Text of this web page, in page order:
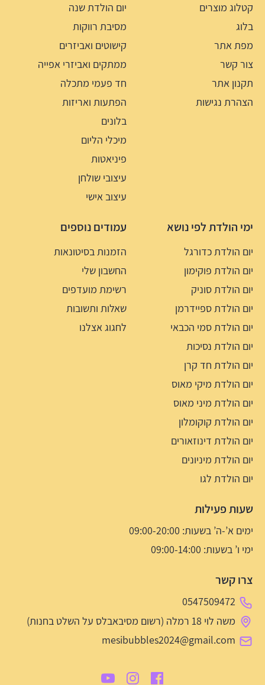
קטלוג מוצרים
בלוג
מפת אתר
צור קשר
תקנון אתר
הצהרת נגישות
יום הולדת שנה
מסיבת רווקות
קישוטים ואביזרים
ממתקים ואביזרי אפייה
חד פעמי מתכלה
הפתעות ואריזות
בלונים
מיכלי הליום
פיניאטות
עיצובי שולחן
עיצוב אישי
ימי הולדת לפי נושא
יום הולדת כדורגל
יום הולדת פוקימון
יום הולדת סוניק
יום הולדת ספיידרמן
יום הולדת סמי הכבאי
יום הולדת נסיכות
יום הולדת חד קרן
יום הולדת מיקי מאוס
יום הולדת מיני מאוס
יום הולדת קוקומלון
יום הולדת דינוזאורים
יום הולדת מיניונים
יום הולדת לגו
עמודים נוספים
הזמנות בסיטונאות
החשבון שלי
רשימת מועדפים
שאלות ותשובות
לחגוג אצלנו
שעות פעילות
ימים א’-ה’ בשעות: 09:00-20:00
ימי ו’ בשעות: 09:00-14:00
צרו קשר
0547509472
משה לוי 18 רמלה (רשום מסיבאבלס על השלט בחנות)
mesibubbles2024@gmail.com